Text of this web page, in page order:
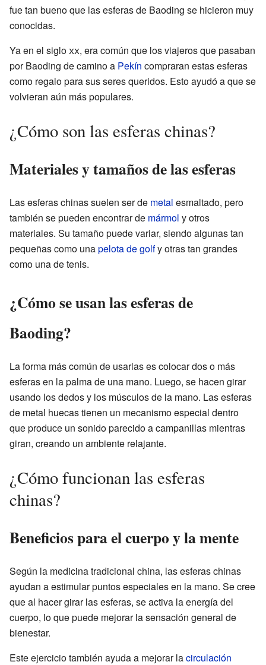
fue tan bueno que las esferas de Baoding se hicieron muy
conocidas.
Ya en el sigloxx, era común que los viajeros que pasaban
por Baoding de camino a Pekín compraran estas esferas
como regalo para sus seres queridos. Esto ayudó a que se
volvieran aún más populares.
¿Cómo son las esferas chinas?
Materiales y tamaños de las esferas
Las esferas chinas suelen ser de metal esmaltado, pero
también se pueden encontrar de mármol y otros
materiales. Su tamaño puede variar, siendo algunas tan
pequeñas como unapelota de golfy otras tan grandes
como una de tenis.
¿Cómo se usan las esferas de
Baoding?
La forma más común de usarlas es colocar dos o más
esferas en la palma de una mano. Luego, se hacen girar
usando los dedos y los músculos de la mano. Las esferas
de metal huecas tienen un mecanismo especial dentro
que produce un sonido parecido a campanillas mientras
giran, creando un ambiente relajante.
¿Cómo funcionan las esferas
chinas?
Beneficios para el cuerpo y la mente
Según la medicina tradicional china, las esferas chinas
ayudan a estimular puntos especiales en la mano. Se cree
que al hacer girar las esferas, se activa la energía del
cuerpo, lo que puede mejorar la sensación general de
bienestar.
Este ejercicio también ayuda a mejorar lacirculación